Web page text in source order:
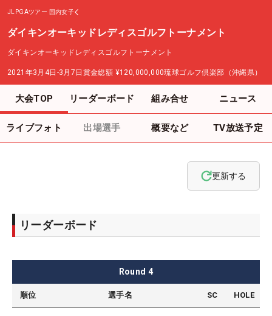
JLPGAツアー 国内女子
ダイキンオーキッドレディスゴルフトーナメント
ダイキンオーキッドレディスゴルフトーナメント
2021年3月4日-3月7日 賞金総額 ¥120,000,000琉球ゴルフ倶楽部（沖縄県）
大会TOP リーダーボード 組み合せ ニュース
ライブフォト 出場選手 概要など TV放送予定
更新する
リーダーボード
Round 4
順位 選手名 SC HOLE